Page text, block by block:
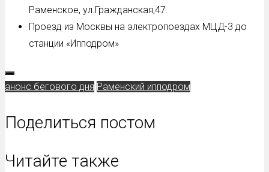
Раменское, ул.Гражданская,47.
Проезд из Москвы на электропоездах МЦД-3 до
станции «Ипподром»
анонс бегового дня Раменский ипподром
Поделиться постом
Читайте также